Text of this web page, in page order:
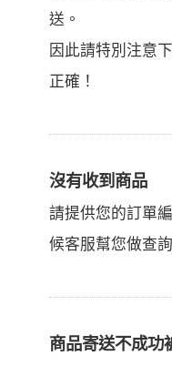
送。
因此請特別注意
正確！
沒有收到商品
請提供您的訂單
候客服幫您做查
商品寄送不成功